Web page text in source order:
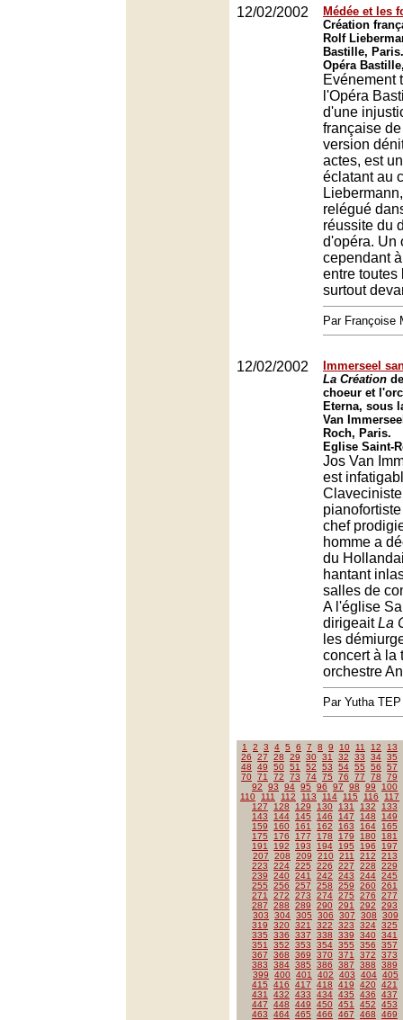
12/02/2002
Médée et les
Création
Rolf
Bastille, Paris.
Opéra
Evénement
l'Opéra
d'une
française
version
actes, est
éclatant au
relégué
réussite du
d'opéra. Un
cependant
entre toutes
surtout
Par Françoise
12/02/2002
Immerseel
La Création
choeur et
Eterna, sous
Van
Roch, Paris.
Eglise Saint-
Jos Van
est
chef
homme a
du
hantant
salles de
A l'église
dirigeaitLa
les
concert à la
orchestre
Par Yutha TEP
1 2 3 4 5 6 7 8 9 10 11 12
13
26
27 28 29 30 31 32 33 34 35
48
49 50 51 52 53 54 55 56
57
70 71 72 73 74 75 76 77 78
79
92
93 94 95 96 97 98 99
100
110
111 112 113 114 115 116
117
127
128 129 130 131 132
133
143
144 145 146 147 148
149
159
160 161 162 163 164
165
175
176 177 178 179 180
181
191
192 193 194 195 196
197
207
208 209 210 211 212
213
223
224 225 226 227 228
229
239
240 241 242 243 244 245
255
256 257 258 259 260 261
271
272 273 274 275 276
277
287
288 289 290 291 292
293
303
304 305 306 307 308
309
319
320 321 322 323 324 325
335
336 337 338 339 340 341
351
352 353 354 355 356
357
367
368 369 370 371 372
373
383
384 385 386 387 388
389
399
400 401 402 403 404 405
415
416 417 418 419 420 421
431
432 433 434 435 436
437
447
448 449 450 451 452
453
463
464 465 466 467 468 469